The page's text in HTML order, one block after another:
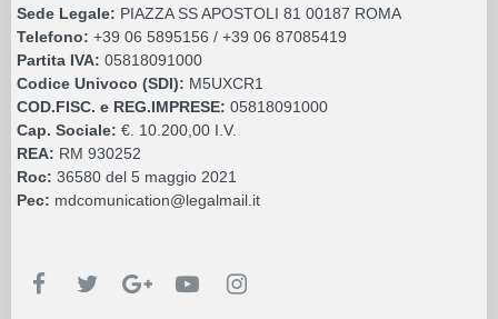
Sede Legale: PIAZZA SS APOSTOLI 81 00187 ROMA
Telefono: +39 06 5895156 / +39 06 87085419
Partita IVA: 05818091000
Codice Univoco (SDI): M5UXCR1
COD.FISC. e REG.IMPRESE: 05818091000
Cap. Sociale: €. 10.200,00 I.V.
REA: RM 930252
Roc: 36580 del 5 maggio 2021
Pec: mdcomunication@legalmail.it